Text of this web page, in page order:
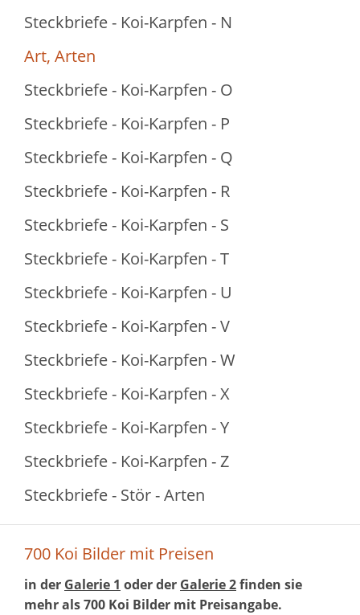
Steckbriefe - Koi-Karpfen - N
Art, Arten
Steckbriefe - Koi-Karpfen - O
Steckbriefe - Koi-Karpfen - P
Steckbriefe - Koi-Karpfen - Q
Steckbriefe - Koi-Karpfen - R
Steckbriefe - Koi-Karpfen - S
Steckbriefe - Koi-Karpfen - T
Steckbriefe - Koi-Karpfen - U
Steckbriefe - Koi-Karpfen - V
Steckbriefe - Koi-Karpfen - W
Steckbriefe - Koi-Karpfen - X
Steckbriefe - Koi-Karpfen - Y
Steckbriefe - Koi-Karpfen - Z
Steckbriefe - Stör - Arten
700 Koi Bilder mit Preisen
in der Galerie 1 oder der Galerie 2finden sie
mehr als 700 Koi Bilder mit Preisangabe.